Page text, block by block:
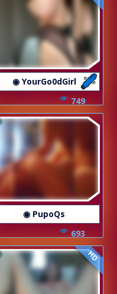
◉ YourGo0dGirl
749
◉ PupoQs
693
HD